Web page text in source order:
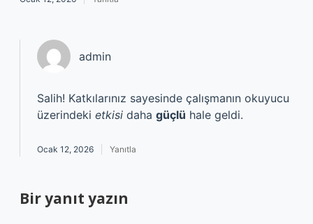
admin
Salih! Katkılarınız sayesinde çalışmanın okuyucu
üzerindeki etkisi daha güçlü hale geldi.
Ocak 12, 2026 Yanıtla
Bir yanıt yazın